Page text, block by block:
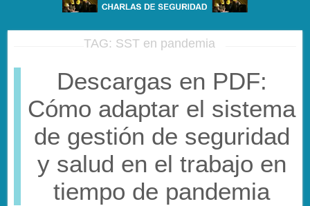
TAG: SST en pandemia
Descargas en PDF:
Cómo adaptar el sistema
de gestión de seguridad
y salud en el trabajo en
tiempo de pandemia